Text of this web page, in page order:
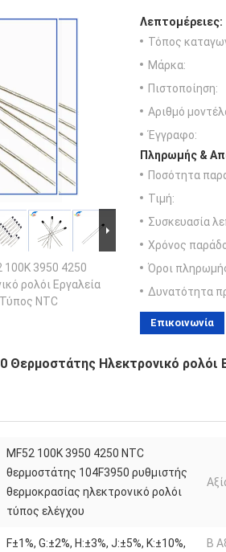
100K 3950 4250
ρολόι Εργαλεία
NTC
Λεπτομέρειες:
Τόπος
Μάρκα:
Πιστοποίηση:
Αριθμό
Έγγραφο:
Πληρωμής &
Ποσότητα
Τιμή:
Συσκευασία
Χρόνος
Όροι
Δυνατότητα
Επικοινωνία
Θερμοστάτης Ηλεκτρονικό ρολόι
MF52 100K 3950 4250 NTC
θερμοστάτης 104F3950 ρυθμιστής
θερμοκρασίας ηλεκτρονικό ρολόι
τύπος ελέγχου
F±1%, G:±2%, H:±3%, J:±5%, K:±10%,
Β